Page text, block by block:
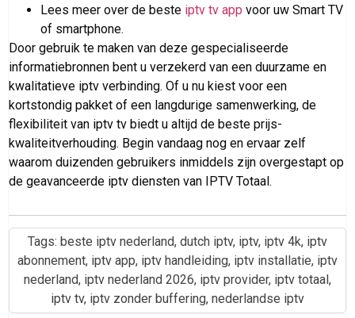
Lees meer over de beste iptv tv app voor uw Smart TV
of smartphone.
Door gebruik te maken van deze gespecialiseerde
informatiebronnen bent u verzekerd van een duurzame en
kwalitatieve iptv verbinding. Of u nu kiest voor een
kortstondig pakket of een langdurige samenwerking, de
flexibiliteit van iptv tv biedt u altijd de beste prijs-
kwaliteitverhouding. Begin vandaag nog en ervaar zelf
waarom duizenden gebruikers inmiddels zijn overgestapt op
de geavanceerde iptv diensten van IPTV Totaal.
Tags: beste iptv nederland, dutch iptv, iptv, iptv 4k, iptv
abonnement, iptv app, iptv handleiding, iptv installatie, iptv
nederland, iptv nederland 2026, iptv provider, iptv totaal,
iptv tv, iptv zonder buffering, nederlandse iptv